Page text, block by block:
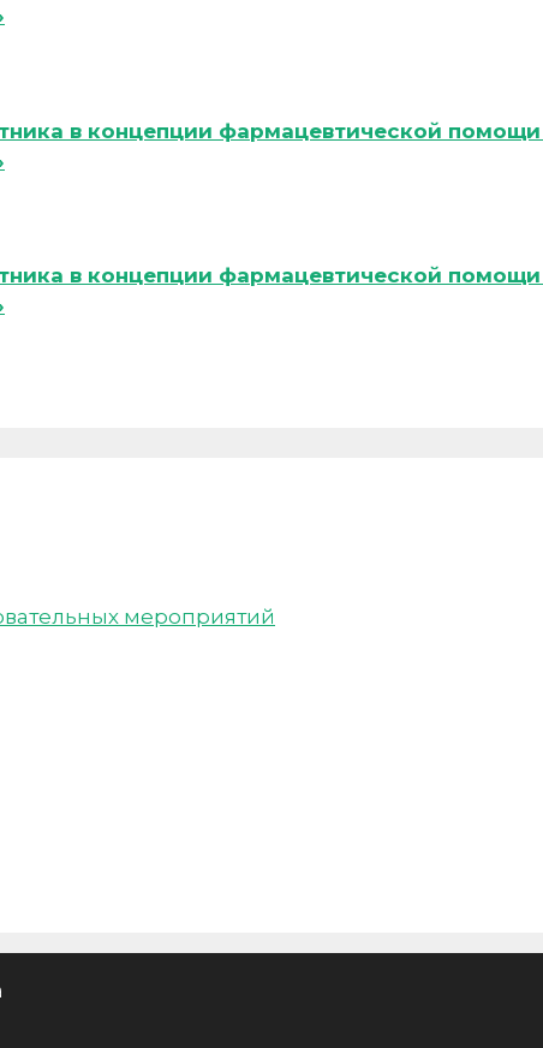
в концепции фармацевтической помощи
в концепции фармацевтической помощи
мероприятий